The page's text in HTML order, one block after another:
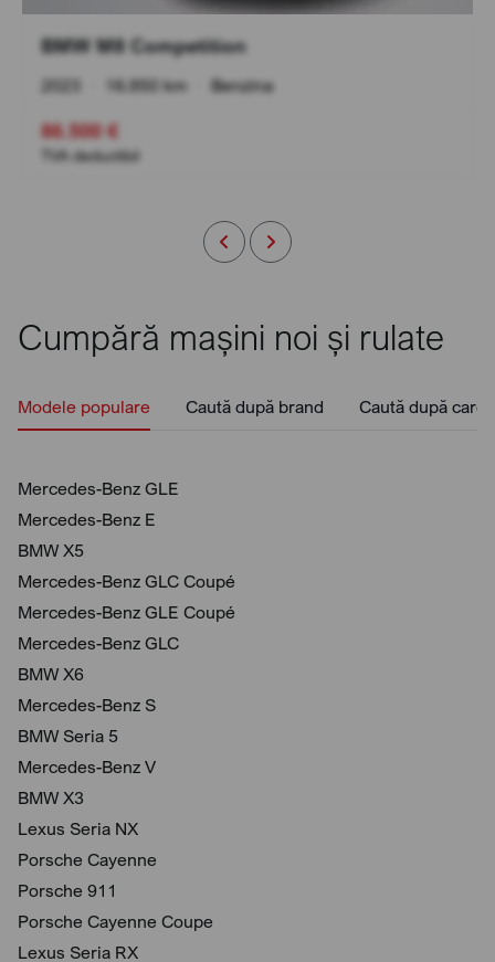
BMW M8 Competition
2023 16.850 km Benzina
86.500 €
TVA deductibil
Cumpără mașini noi și rulate
Modele populare Caută după brand Caută după
Mercedes-Benz GLE
Mercedes-Benz E
BMW X5
Mercedes-Benz GLC Coupé
Mercedes-Benz GLE Coupé
Mercedes-Benz GLC
BMW X6
Mercedes-Benz S
BMW Seria 5
Mercedes-Benz V
BMW X3
Lexus Seria NX
Porsche Cayenne
Porsche 911
Porsche Cayenne Coupe
Lexus Seria RX